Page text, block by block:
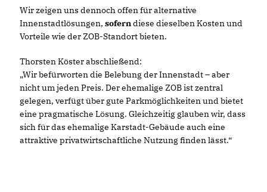
Wir zeigen uns dennoch offen für alternative
Innenstadtlösungen, soferndiese dieselben Kosten und
Vorteile wie der ZOB-Standort bieten.
Thorsten Köster abschließend:
Wir befürworten die Belebung der Innenstadt – aber
nicht um jeden Preis. Der ehemalige ZOB ist zentral
gelegen, verfügt über gute Parkmöglichkeiten und bietet
eine pragmatische Lösung. Gleichzeitig glauben wir, dass
sich für das ehemalige Karstadt-Gebäude auch eine
attraktive privatwirtschaftliche Nutzung finden lässt.“